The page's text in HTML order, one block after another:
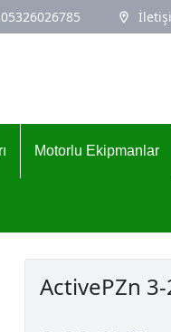
05326026785
Motorlu Ekipmanlar
ActivePZn